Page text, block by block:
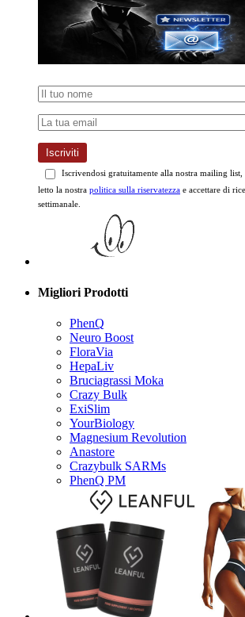
Iscriviti
Iscrivendosi gratuitamente alla nostra mailing list,
letto la nostra
settimanale.
PhenQ
FloraVia
HepaLiv
Bruciagrassi Moka
Crazy Bulk
ExiSlim
YourBiology
Magnesium Revolution
Anastore
Crazybulk SARMs
PhenQ PM